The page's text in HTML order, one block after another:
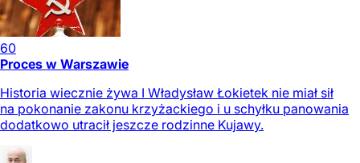
60
Proces w Warszawie
Historia wiecznie żywa I Władysław Łokietek nie miał sił
na pokonanie zakonu krzyżackiego i u schyłku panowania
dodatkowo utracił jeszcze rodzinne Kujawy.